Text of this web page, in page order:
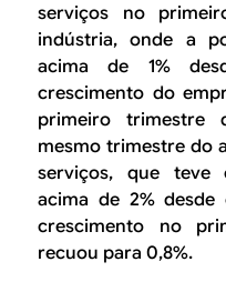
serviços no
indústria, onde a
acima de 1%
crescimento do
primeiro trimestre
mesmo trimestre do
serviços, que teve
acima de 2%
crescimento no
recuou para 0,8%.